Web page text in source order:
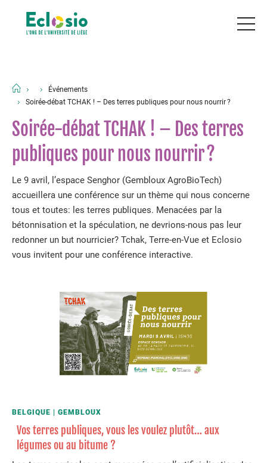
Événements
Soirée-débat TCHAK ! – Des terres publiques pour nous nourrir ?
Soirée-débat TCHAK ! – Des terres
publiques pour nous nourrir ?
Le 9 avril, l’espace Senghor (Gembloux AgroBioTech)
accueillera une conférence sur un thème qui nous concerne
tous et toutes: les terres publiques. Menacées par la
bétonnisation et la spéculation, ne devrions-nous pas leur
redonner un but nourricier? Tchak, Terre-en-Vue et Eclosio
vous invitent pour une conférence interactive.
BELGIQUE GEMBLOUX
Vos terres publiques, vous les voulez plutôt… aux
légumes ou au bitume ?